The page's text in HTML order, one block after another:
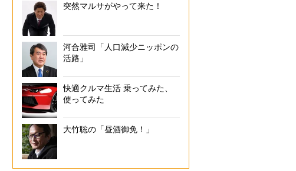
突然マルサがやって来た！
河合雅司「人口減少ニッポンの
活路」
快適クルマ生活 乗ってみた、
使ってみた
大竹聡の「昼酒御免！」